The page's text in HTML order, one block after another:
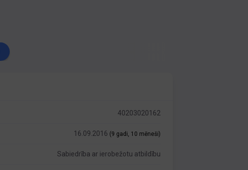
40203020162
16.09.2016 (9 gadi, 10 mēneši)
Sabiedrība ar ierobežotu atbildību